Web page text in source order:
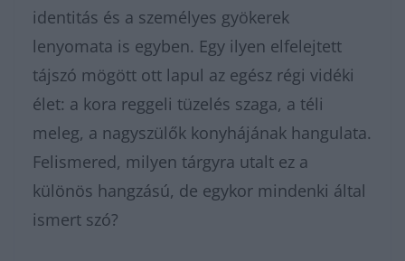
identitás és a személyes gyökerek
lenyomata is egyben. Egy ilyen elfelejtett
tájszó mögött ott lapul az egész régi vidéki
élet: a kora reggeli tüzelés szaga, a téli
meleg, a nagyszülők konyhájának hangulata.
Felismered, milyen tárgyra utalt ez a
különös hangzású, de egykor mindenki által
ismert szó?